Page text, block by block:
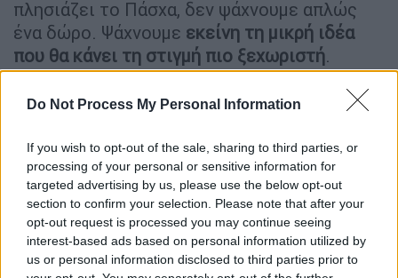
Do Not Process My Personal Information
If you wish to opt-out of the sale, sharing to third parties, or
processing of your personal or sensitive information for
targeted advertising by us, please use the below opt-out
section to confirm your selection. Please note that after your
opt-out request is processed you may continue seeing
interest-based ads based on personal information utilized by
us or personal information disclosed to third parties prior to
πλησιάζει το Πάσχα, δεν ψάχνουμε απλώς
ένα δώρο. Ψάχνουμε εκείνη τη μικρή ιδέα
που θα κάνει τη στιγμή πιο ξεχωριστή.
Αγορές με περισσότερη ευελιξία
ακόμη πιο ευέλικτες. Με την υπηρεσία “ Flex
Pay” και την υπηρεσία “Βuy Now Pay Later”
με Klarna, οι καταναλωτές μπορούν να
πραγματοποιούν τις αγορές τους σε χαμηλές
άτοκες δόσεις , ακόμη και χωρίς πιστωτική
κάρτα, ενώ ηΕγγύηση Χαμηλότερης Τιμής